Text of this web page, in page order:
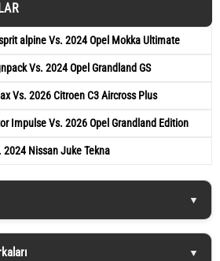
alpine Vs. 2024 Opel Mokka Ultimate
Vs. 2024 Opel Grandland GS
Vs. 2026 Citroen C3 Aircross Plus
Impulse Vs. 2026 Opel Grandland Edition
Nissan Juke Tekna